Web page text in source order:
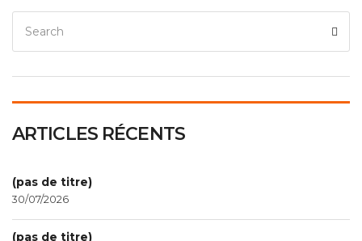
ARTICLES RÉCENTS
(pas de titre)
30/07/2026
(pas de titre)